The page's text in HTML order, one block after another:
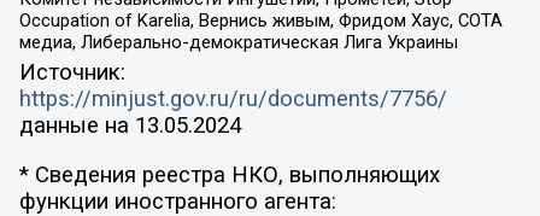
Occupation of Karelia, Вернись живым, Фридом Хаус, СОТА
медиа, Либерально-демократическая Лига Украины
Источник:
https://minjust.gov.ru/ru/documents/7756/
данные на 13.05.2024
* Сведения реестра НКО, выполняющих
функции иностранного агента: